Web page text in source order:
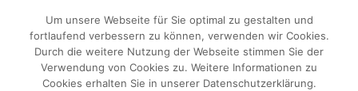
Um unsere Webseite für Sie optimal zu gestalten und
fortlaufend verbessern zu können, verwenden wir Cookies.
Durch die weitere Nutzung der Webseite stimmen Sie der
Verwendung von Cookies zu. Weitere Informationen zu
Cookies erhalten Sie in unserer Datenschutzerklärung.